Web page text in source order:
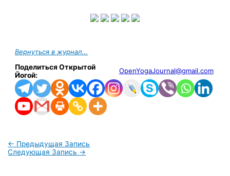
Вернуться в журнал…
OpenYogaJournal@gmail.com
Поделиться Открытой
Йогой:
← Предыдущая Запись
Следующая Запись →